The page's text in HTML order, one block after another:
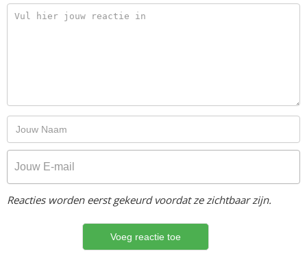
Reacties worden eerst gekeurd voordat ze zichtbaar zijn.